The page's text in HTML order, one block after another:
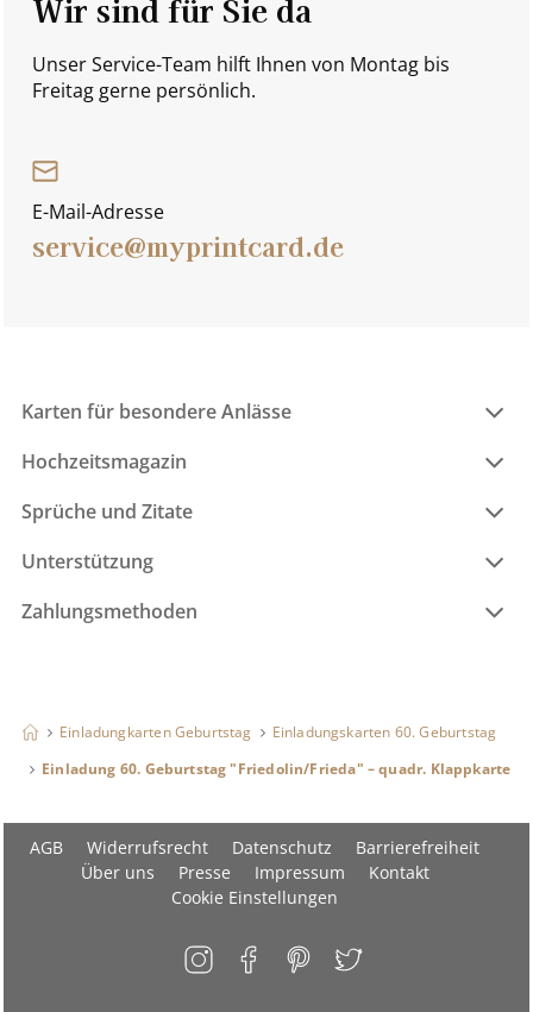
Unser Service-Team hilft Ihnen von Montag bis
Freitag gerne persönlich.
E-Mail-Adresse
service@myprintcard.de
Karten für besondere Anlässe
Hochzeitsmagazin
Sprüche und Zitate
Unterstützung
Zahlungsmethoden
Einladungkarten Geburtstag
Einladungskarten 60. Geburtstag
Einladung 60. Geburtstag "Friedolin/Frieda" – quadr. Klappkarte
AGB Widerrufsrecht Datenschutz
Barrierefreiheit
Über uns
Presse Impressum
Kontakt
Cookie Einstellungen